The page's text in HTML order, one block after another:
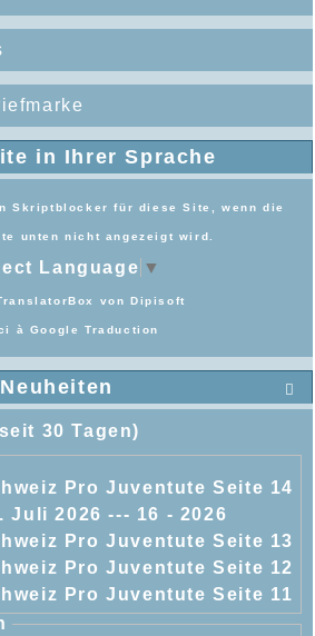
in Ihrer Sprache
Skriptblocker für diese Site, wenn die
unten nicht angezeigt wird.
Language ▼
vonDipisoft
à Google Traduction

Neuheiten
30 Tagen)
Pro Juventute Seite 14
- 15. Juli 2026 --- 16 - 2026
Pro Juventute Seite 13
Pro Juventute Seite 12
Pro Juventute Seite 11